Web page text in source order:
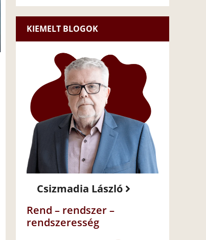
KIEMELT BLOGOK
Csizmadia László
Rend – rendszer –
rendszeresség